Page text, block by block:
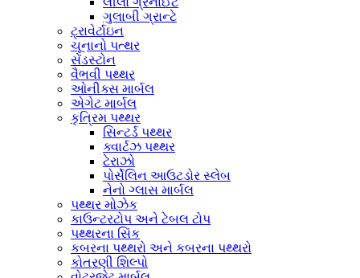
ગુલાબી ગ્રાન્ટે
ટ્રાવેર્ટાઇન
ચૂનાનો પત્થર
સેંડસ્ટોન
વૈભવી પથ્થર
ઓનીક્સ માર્બલ
એગેટ માર્બલ
કૃત્રિમ પથ્થર
સિન્ટર્ડ પથ્થર
ક્વાર્ટઝ પથ્થર
ટેરાઝો
પોર્સેલિન આઉટડોર સ્લેબ
નેનો ગ્લાસ માર્બલ
પથ્થર મોઝેક
કાઉન્ટરટોપ અને ટેબલ ટોપ
પથ્થરના સિંક
કબરના પથ્થરો અને કબરના પથ્થરો
કોતરણી શિલ્પો